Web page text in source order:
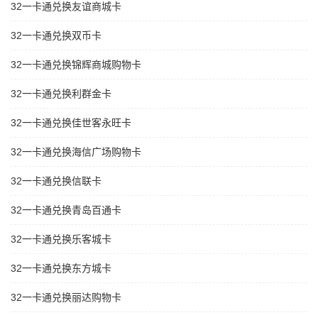
32一卡通兑换友谊商城卡
32一卡通兑换双币卡
32一卡通兑换锦辉商城购物卡
32一卡通兑换利群金卡
32一卡通兑换佳世客永旺卡
32一卡通兑换海信广场购物卡
32一卡通兑换信联卡
32一卡通兑换青岛百通卡
32一卡通兑换乐客城卡
32一卡通兑换东方城卡
32一卡通兑换丽达购物卡